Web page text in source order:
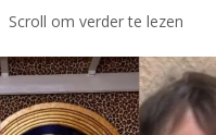
Scroll om verder te lezen